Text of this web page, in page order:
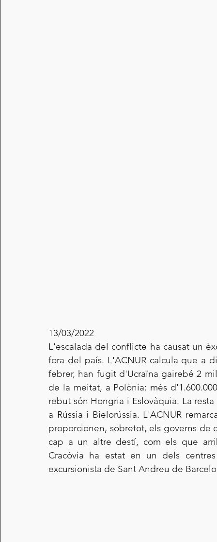
13/03/2022
L'escalada del conflicte ha causat un
fora del país. L'ACNUR calcula que a
febrer, han fugit d'Ucraïna gairebé 2
de la meitat, a Polònia: més
rebut són Hongria i Eslovàquia. La
a Rússia i Bielorússia. L'ACNUR
proporcionen, sobretot, els governs de
cap a un altre destí, com els que
Cracòvia ha estat en un dels
excursionista de Sant Andreu de